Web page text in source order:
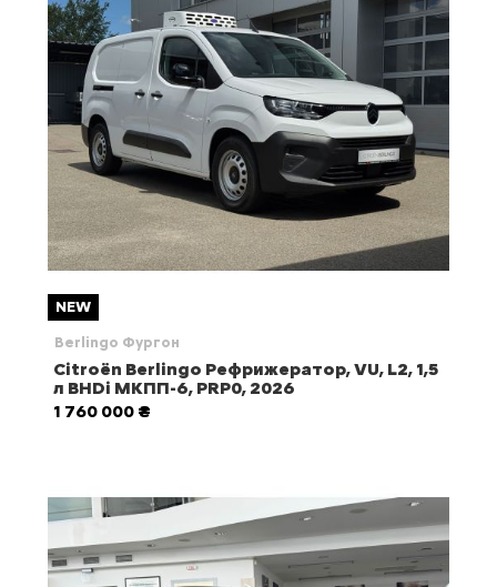
NEW
Berlingo Фургон
Citroën Berlingo Рефрижератор, VU, L2, 1,5
л BHDi МКПП-6, PRP0, 2026
1 760 000 ₴